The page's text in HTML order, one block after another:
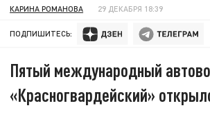
КАРИНА РОМАНОВА 29 ДЕКАБРЯ 18:39
ПОДПИШИТЕСЬ:
Пятый международный
«Красногвардейский»